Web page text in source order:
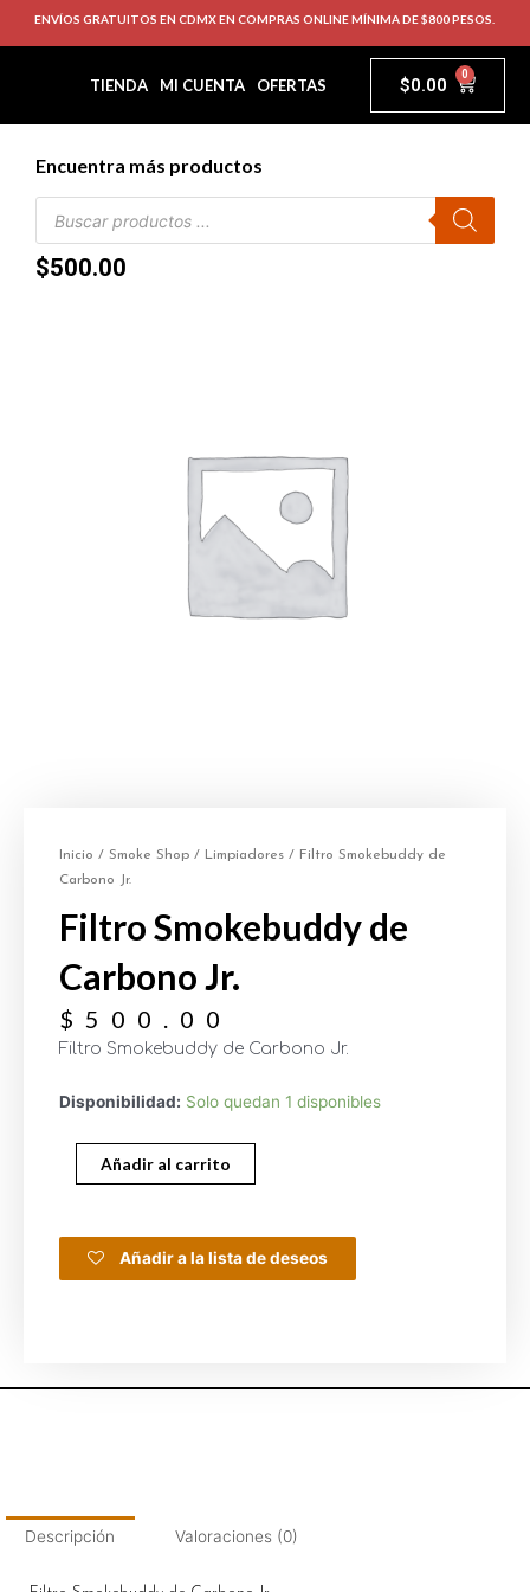
ENVÍOS GRATUITOS EN CDMX EN COMPRAS ONLINE MÍNIMA DE $800 PESOS.
TIENDA MI CUENTA OFERTAS $0.00 0
Encuentra más productos
$500.00
Inicio / Smoke Shop / Limpiadores / Filtro Smokebuddy de
Carbono Jr.
Filtro Smokebuddy de
Carbono Jr.
$ 500.00
Filtro Smokebuddy de Carbono Jr.
Disponibilidad: Solo quedan 1 disponibles
Añadir al carrito
Añadir a la lista de deseos
Descripción Valoraciones (0)